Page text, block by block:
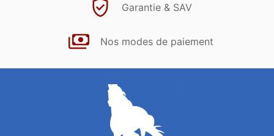
Garantie & SAV
Nos modes de paiement